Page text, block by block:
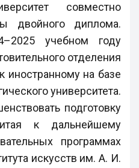
совместно
двойного диплома.
учебном году
отделения
иностранному на базе
университета.
подготовку
к дальнейшему
программах
искусств им. А. И.